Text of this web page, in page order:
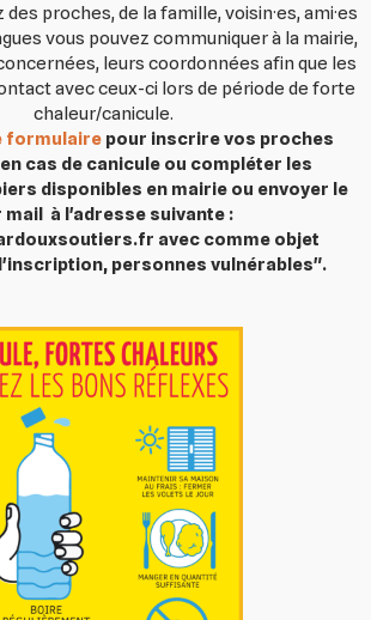
proches, de la famille, voisin·es, ami·es
vous pouvez communiquer à la mairie,
leurs coordonnées afin que les
avec ceux-ci lors de période de forte
chaleur/canicule.
formulairepour inscrire vos proches
cas de canicule ou compléter les
disponibles en mairie ou envoyer le
mail à l'adresse suivante :
avec comme objet
personnes vulnérables".